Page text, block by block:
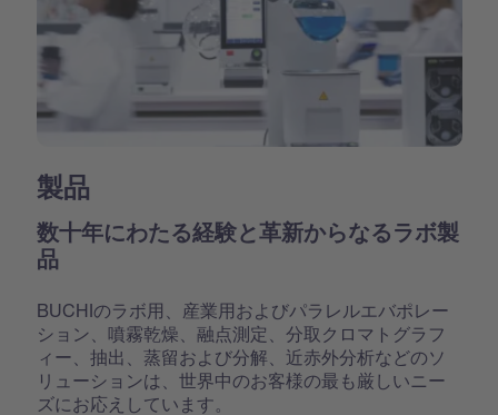
製品
数十年にわたる経験と革新からなるラボ製
品
BUCHIのラボ用、産業用およびパラレルエバポレー
ション、噴霧乾燥、融点測定、分取クロマトグラフ
ィー、抽出、蒸留および分解、近赤外分析などのソ
リューションは、世界中のお客様の最も厳しいニー
ズにお応えしています。